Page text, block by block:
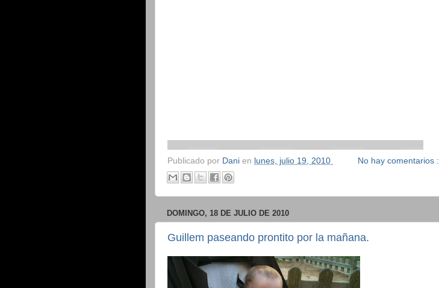
Publicado por Dani en lunes, julio 19, 2010 No hay comentarios :
DOMINGO, 18 DE JULIO DE 2010
Guillem paseando prontito por la mañana.